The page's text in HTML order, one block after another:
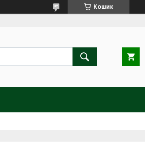
Кошик